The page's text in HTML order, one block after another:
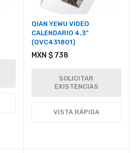
QIAN YEWU VIDEO
CALENDARIO 4.3"
(QVC431801)
MXN $ 738
SOLICITAR
EXISTENCIAS
VISTA RÁPIDA